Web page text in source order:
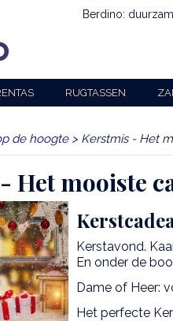
Berdino:
RUGTASSEN
de hoogte> Kerstmis - Het
Het mooiste
Kerstavond.
En onder de
Dame of Heer:
Het perfecte